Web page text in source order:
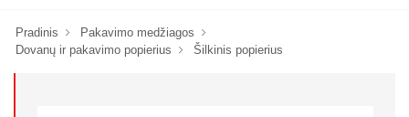
Pradinis
Pakavimo medžiagos
Dovanų ir pakavimo popierius
Šilkinis popierius